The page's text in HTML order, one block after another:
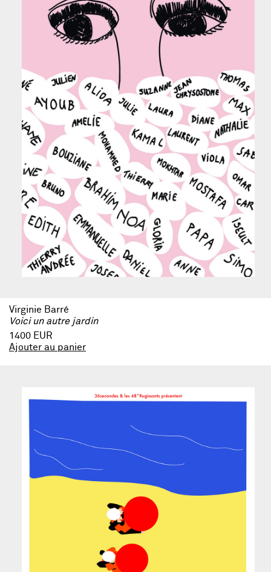
Virginie Barré
Voici un autre jardin
1400 EUR
Ajouter au panier